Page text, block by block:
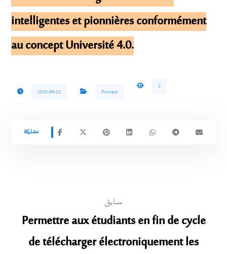
intelligentes et pionnières conformément
au concept Université 4.0.
2025-06-22 Principal
2
سابق
Permettre aux étudiants en fin de cycle
de télécharger électroniquement les